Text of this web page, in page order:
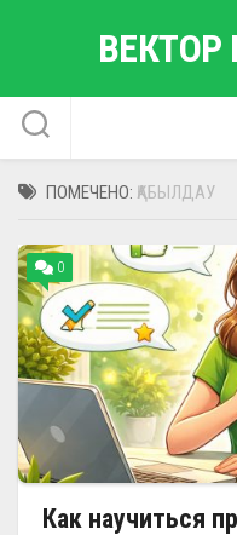
ВЕКТОР
ПОМЕЧЕНО: ҚАБЫЛДАУ
0
Как научиться